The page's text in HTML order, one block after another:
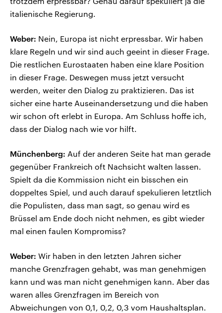
italienische Regierung.
Weber: Nein, Europa ist nicht erpressbar. Wir haben
klare Regeln und wir sind auch geeint in dieser Frage.
Die restlichen Eurostaaten haben eine klare Position
in dieser Frage. Deswegen muss jetzt versucht
werden, weiter den Dialog zu praktizieren. Das ist
sicher eine harte Auseinandersetzung und die haben
wir schon oft erlebt in Europa. Am Schluss hoffe ich,
dass der Dialog nach wie vor hilft.
Münchenberg: Auf der anderen Seite hat man gerade
gegenüber Frankreich oft Nachsicht walten lassen.
Spielt da die Kommission nicht ein bisschen ein
doppeltes Spiel, und auch darauf spekulieren letztlich
die Populisten, dass man sagt, so genau wird es
Brüssel am Ende doch nicht nehmen, es gibt wieder
mal einen faulen Kompromiss?
Weber: Wir haben in den letzten Jahren sicher
manche Grenzfragen gehabt, was man genehmigen
kann und was man nicht genehmigen kann. Aber das
waren alles Grenzfragen im Bereich von
Abweichungen von 0,1, 0,2, 0,3 vom Haushaltsplan.